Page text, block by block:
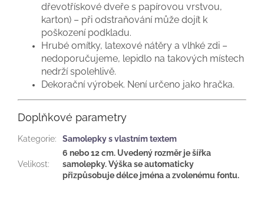
dřevotřískové dveře s papírovou vrstvou,
karton) – při odstraňování může dojít k
poškození podkladu.
Hrubé omítky, latexové nátěry a vlhké zdi –
nedoporučujeme, lepidlo na takových místech
nedrží spolehlivě.
Dekorační výrobek. Není určeno jako hračka.
Doplňkové parametry
Kategorie: Samolepky s vlastním textem
Velikost:
6 nebo 12 cm. Uvedený rozměr je šířka
samolepky. Výška se automaticky
přizpůsobuje délce jména a zvolenému fontu.